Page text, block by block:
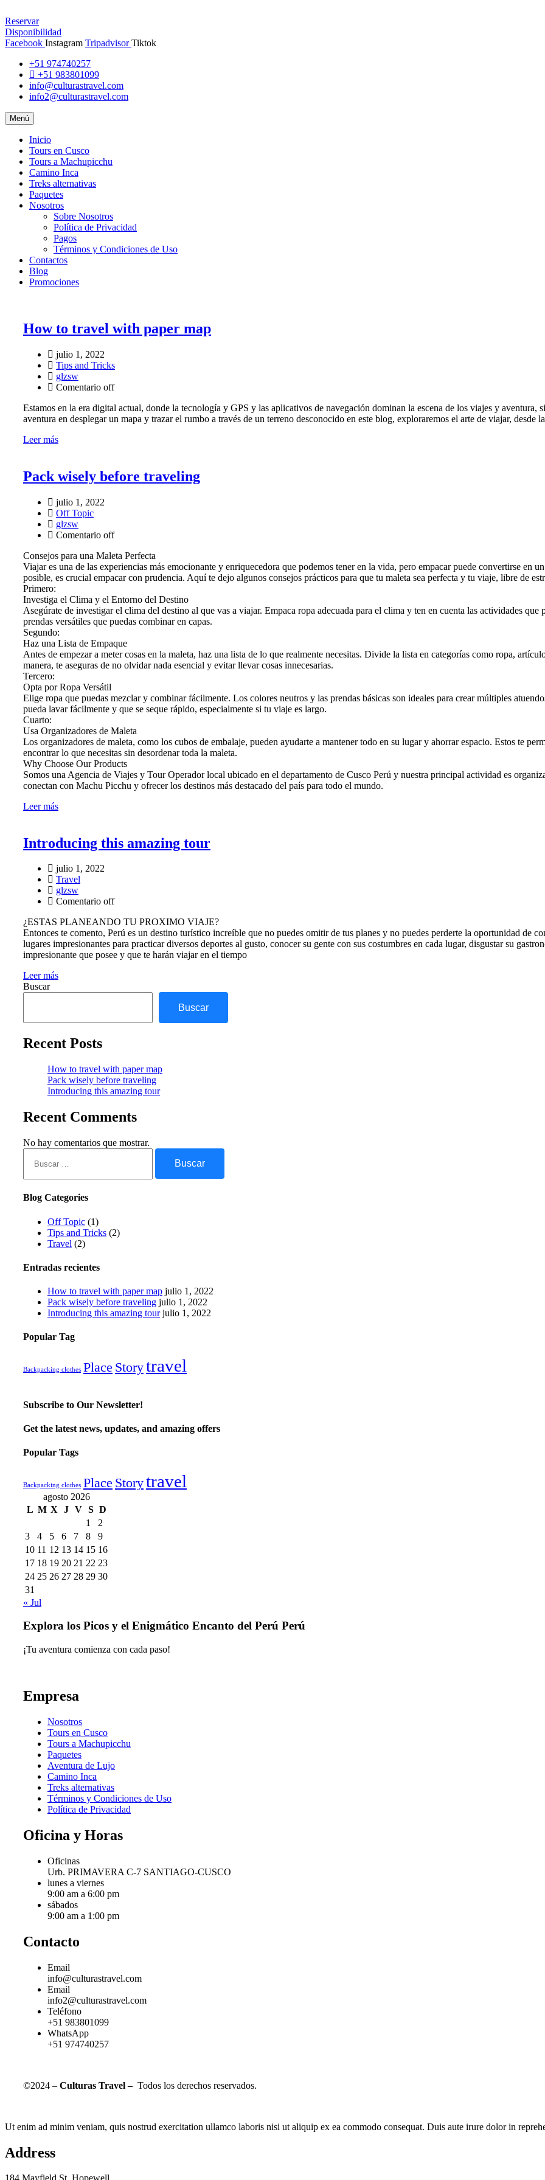
Reservar
Disponibilidad
Facebook Instagram Tripadvisor Tiktok
+51 974740257
+51 983801099
info@culturastravel.com
info2@culturastravel.com
Menú
Inicio
Tours en Cusco
Tours a Machupicchu
Camino Inca
Treks alternativas
Paquetes
Nosotros
Sobre Nosotros
Política de Privacidad
Pagos
Términos y Condiciones de Uso
Contactos
Blog
Promociones
How to travel with paper map
julio 1, 2022
Tips and Tricks
glzsw
Comentario off
Estamos en la era digital actual, donde la tecnología y GPS y las aplicativos de navegación dominan la escena de los viajes y aventura,
aventura en desplegar un mapa y trazar el rumbo a través de un terreno desconocido en este blog, exploraremos el arte de viajar,
Leer más
Pack wisely before traveling
julio 1, 2022
Off Topic
glzsw
Comentario off
Consejos para una Maleta Perfecta
Viajar es una de las experiencias más emocionante y enriquecedora que podemos tener en la vida, pero empacar puede convertirse en
posible, es crucial empacar con prudencia. Aquí te dejo algunos consejos prácticos para que tu maleta sea perfecta y tu viaje, libre de
Primero:
Investiga el Clima y el Entorno del Destino
Asegúrate de investigar el clima del destino al que vas a viajar. Empaca ropa adecuada para el clima y ten en cuenta las actividades
prendas versátiles que puedas combinar en capas.
Segundo:
Haz una Lista de Empaque
Antes de empezar a meter cosas en la maleta, haz una lista de lo que realmente necesitas. Divide la lista en categorías como ropa,
manera, te aseguras de no olvidar nada esencial y evitar llevar cosas innecesarias.
Tercero:
Opta por Ropa Versátil
Elige ropa que puedas mezclar y combinar fácilmente. Los colores neutros y las prendas básicas son ideales para crear múltiples
pueda lavar fácilmente y que se seque rápido, especialmente si tu viaje es largo.
Cuarto:
Usa Organizadores de Maleta
Los organizadores de maleta, como los cubos de embalaje, pueden ayudarte a mantener todo en su lugar y ahorrar espacio. Estos te
encontrar lo que necesitas sin desordenar toda la maleta.
Why Choose Our Products
Somos una Agencia de Viajes y Tour Operador local ubicado en el departamento de Cusco Perú y nuestra principal actividad es
conectan con Machu Picchu y ofrecer los destinos más destacado del país para todo el mundo.
Leer más
Introducing this amazing tour
julio 1, 2022
Travel
glzsw
Comentario off
¿ESTAS PLANEANDO TU PROXIMO VIAJE?
Entonces te comento, Perú es un destino turístico increíble que no puedes omitir de tus planes y no puedes perderte la oportunidad de
lugares impresionantes para practicar diversos deportes al gusto, conocer su gente con sus costumbres en cada lugar, disgustar su
impresionante que posee y que te harán viajar en el tiempo
Leer más
Buscar
Buscar
Recent Posts
How to travel with paper map
Pack wisely before traveling
Introducing this amazing tour
Recent Comments
No hay comentarios que mostrar.
Blog Categories
Off Topic (1)
Tips and Tricks (2)
Travel (2)
Entradas recientes
How to travel with paper map julio 1, 2022
Pack wisely before traveling julio 1, 2022
Introducing this amazing tour julio 1, 2022
Popular Tag
Backpacking clothes Place Storytravel
Subscribe to Our Newsletter!
Get the latest news, updates, and amazing offers
Popular Tags
Backpacking clothes Place Storytravel
agosto 2026
L M X J V S D
1
2
3
4 5 6 7 8
9
10 11 12 13 14 15 16
17 18 19 20 21 22 23
24 25 26 27 28 29 30
31
« Jul
Explora los Picos y el Enigmático Encanto del Perú Perú
¡Tu aventura comienza con cada paso!
Empresa
Nosotros
Tours en Cusco
Tours a Machupicchu
Paquetes
Aventura de Lujo
Camino Inca
Treks alternativas
Términos y Condiciones de Uso
Política de Privacidad
Oficina y Horas
Oficinas
Urb. PRIMAVERA C-7 SANTIAGO-CUSCO
lunes a viernes
9:00 am a 6:00 pm
sábados
9:00 am a 1:00 pm
Contacto
Email
info@culturastravel.com
Email
info2@culturastravel.com
Teléfono
+51 983801099
WhatsApp
+51 974740257
©2024 – Culturas Travel – Todos los derechos reservados.
Ut enim ad minim veniam, quis nostrud exercitation ullamco laboris nisi ut aliquip ex ea commodo consequat. Duis aute irure dolor in
Address